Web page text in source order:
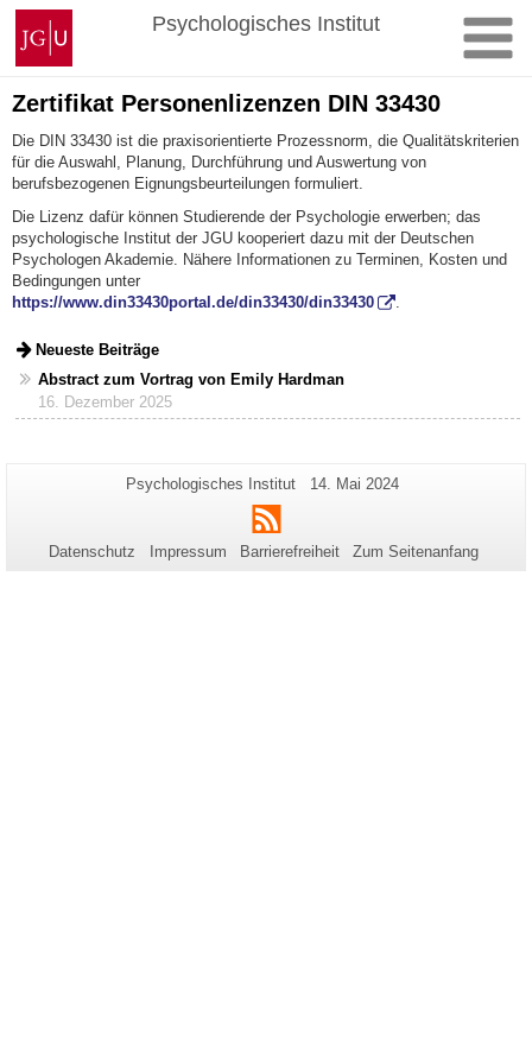
Zum
Inhalt
springen
Johannes
Gutenberg-
Universität
Mainz
Psychologisches Institut
Zertifikat Personenlizenzen DIN 33430
Die DIN 33430 ist die praxisorientierte Prozessnorm, die Qualitätskriterien
für die Auswahl, Planung, Durchführung und Auswertung von
berufsbezogenen Eignungsbeurteilungen formuliert.
Die Lizenz dafür können Studierende der Psychologie erwerben; das
psychologische Institut der JGU kooperiert dazu mit der Deutschen
Psychologen Akademie. Nähere Informationen zu Terminen, Kosten und
Bedingungen unter
https://www.din33430portal.de/din33430/din33430
.
Neueste Beiträge
Abstract zum Vortrag von Emily Hardman
16. Dezember 2025
Zusätzliche
Informationen
zu
dieser
Seiten-
Psychologisches Institut
Letzte
14. Mai 2024
RSS
Datenschutz Impressum Barrierefreiheit Zum Seitenanfang